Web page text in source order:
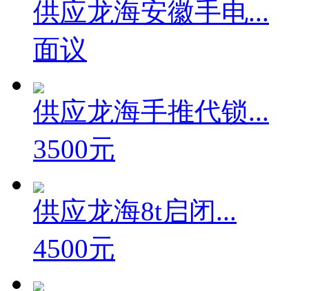
供应龙海安徽手电...
面议
供应龙海手推代锁...
3500元
供应龙海8t启闭...
4500元